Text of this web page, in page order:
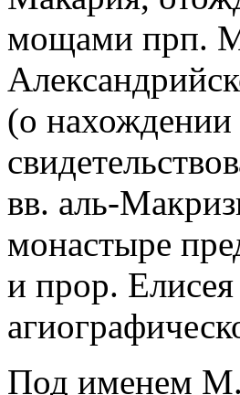
мощами прп.
(о
вв. аль-
монастыре
и прор.
Под именем М.